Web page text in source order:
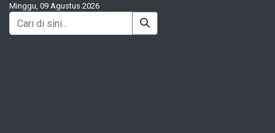
Minggu, 09 Agustus 2026